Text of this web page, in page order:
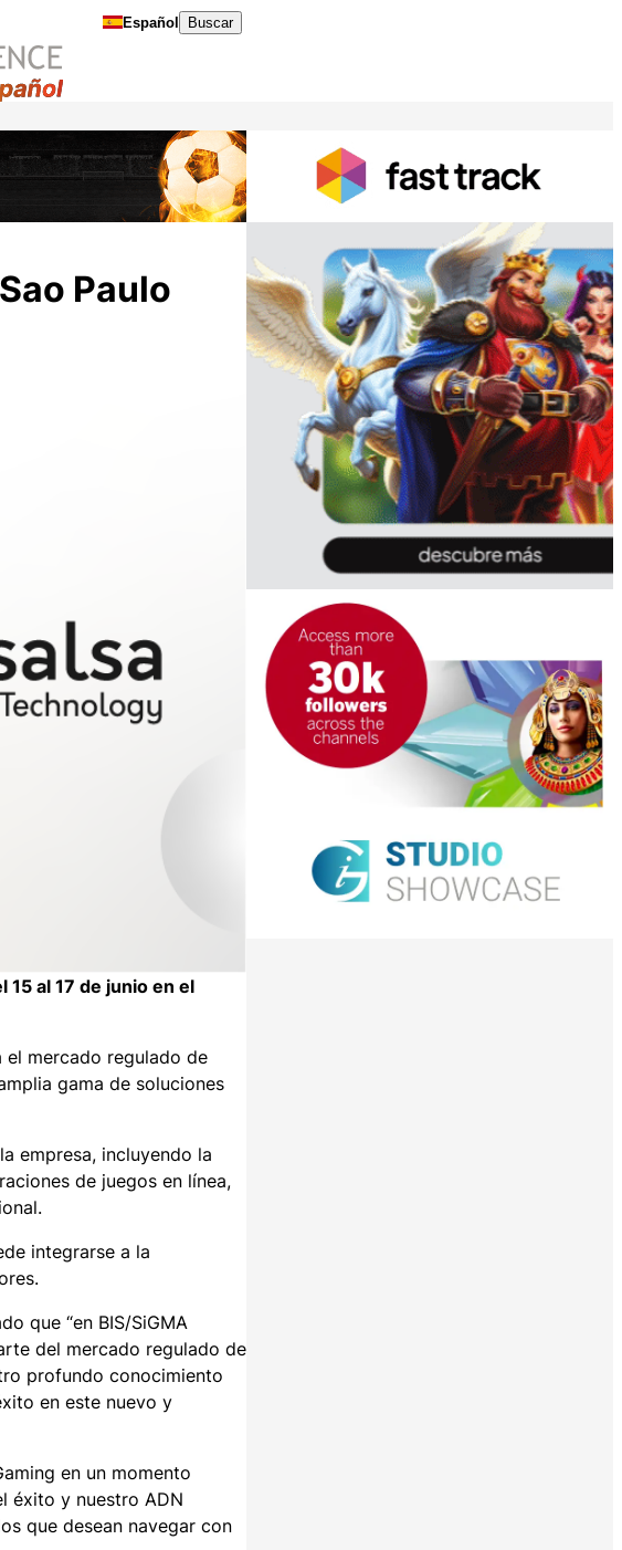
Español Buscar
Paulo
al 17 de junio en el
el mercado regulado de
gama de soluciones
empresa, incluyendo la
de juegos en línea,
integrarse a la
que “en BIS/SiGMA
del mercado regulado de
profundo conocimiento
en este nuevo y
en un momento
éxito y nuestro ADN
que desean navegar con